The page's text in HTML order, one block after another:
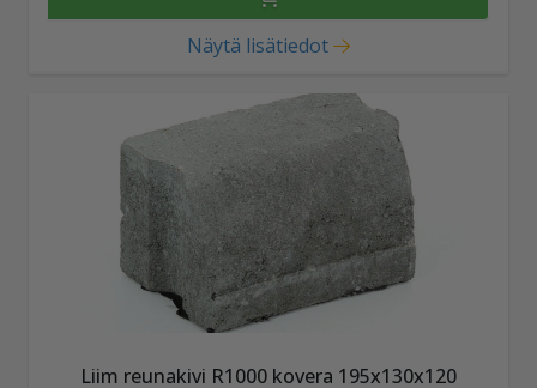
Näytä lisätiedot
Liim reunakivi R1000 kovera 195x130x120